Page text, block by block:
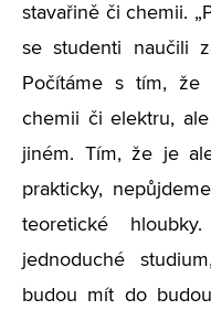
stavařině či chemii.
se studenti naučili
Počítáme s tím,
chemii či elektru,
jiném. Tím, že je
prakticky,
teoretické
jednoduché
budou mít do